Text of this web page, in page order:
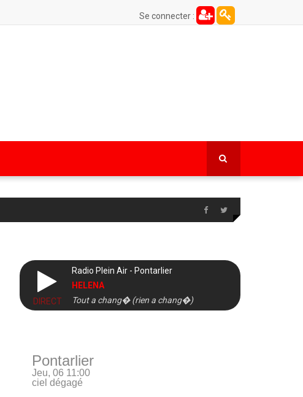
Se connecter :
DIRECT
Radio Plein Air - Pontarlier
HELENA
Tout a chang� (rien a chang�)
Pontarlier
Jeu, 06 11:00
ciel dégagé